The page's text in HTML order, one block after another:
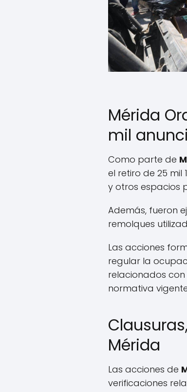
Mérida
mil
Como parte de
el retiro de 25 mil
y otros espacios
Además, fueron
remolques
Las acciones
regular la
relacionados
normativa
Mérida
Las acciones de
verificaciones